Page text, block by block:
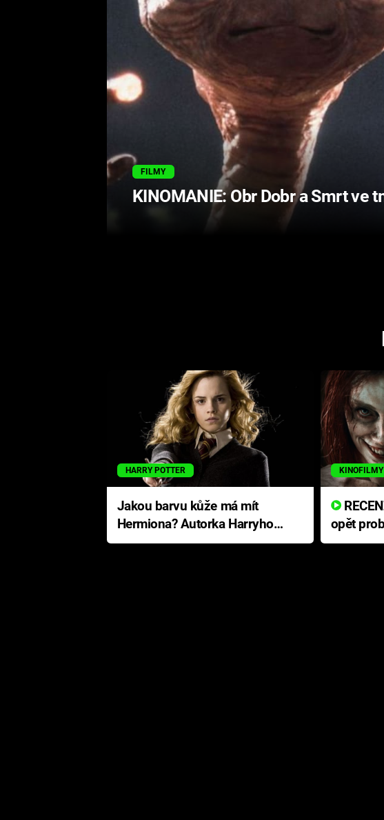
FILMY
KINOMANIE: Obr Dobr a Smrt ve
HARRY POTTER
Jakou barvu kůže má mít
Hermiona? Autorka Harryho
Pottera přišla s ráznou
KINOFILMY
RECENZE: Smrtelné zlo se
opět
přichází